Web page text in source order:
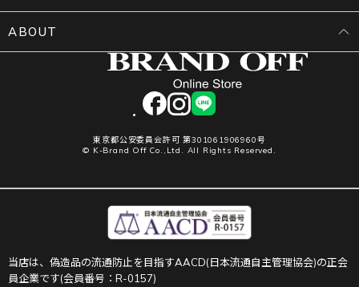
facebookinstagram
LINE
東京都公安委員会許可 第301061906960号
© K-Brand Off Co.,Ltd. All Rights Reserved.
ABOUT
当店は、偽造品の流通防止を目指すAACD(日本流通自主管理協会)の正会
員企業です(会員番号：R-0157)